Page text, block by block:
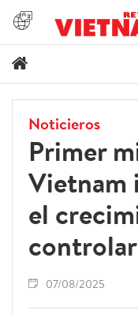
Noticieros
Primer
Vietnam
el
07/08/2025